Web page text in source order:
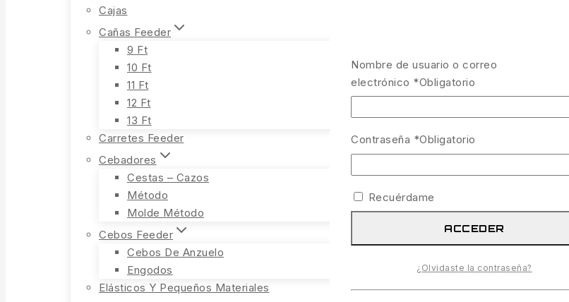
Cajas
Cañas Feeder
9 Ft
10 Ft
11 Ft
12 Ft
13 Ft
Carretes Feeder
Cebadores
Cestas – Cazos
Método
Molde Método
Cebos Feeder
Cebos De Anzuelo
Engodos
Elásticos Y Pequeños Materiales
Nombre de usuario o correo
electrónico *Obligatorio
Contraseña *Obligatorio
Recuérdame
ACCEDER
¿Olvidaste la contraseña?